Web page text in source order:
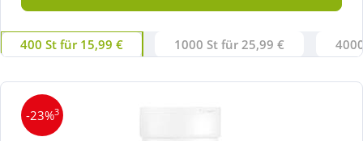
400 St für 15,99 € 1000 St für 25,99 €
-23%3